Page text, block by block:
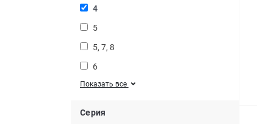
4
5
5, 7, 8
6
Показать все
Серия